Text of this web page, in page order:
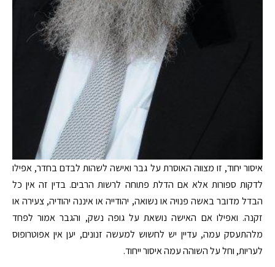
איסור יחוד, זו מצווה האוסרת על גבר ואישה לשהות לבדם בחדר, אפילו
לדקות ספורות אלא אם הדלת פתוחה לרשות הרבים. בדין זה אין כל
הבדל מדובר באשה פנויה או נשואה, יהודייה או איננה יהודיה, צעירה או
זקנה. ואפילו אם האישה נושאת על גופה נשק, והגבר אמור לפחד
מלהתעסק עמה, עדיין יש לחשוש למעשה זנונים, יען אין אפוטרופוס
לעריות, וחל על השוהה עמה איסור ייחוד.